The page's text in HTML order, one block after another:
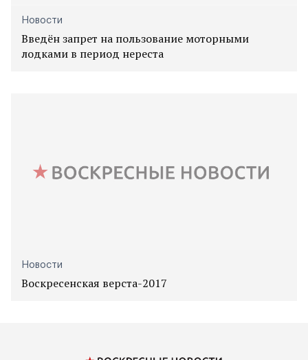
Новости
Введён запрет на пользование моторными
лодками в период нереста
Новости
Воскресенская верста-2017